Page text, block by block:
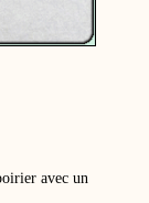
avec un